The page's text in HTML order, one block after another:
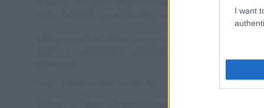
I want
weką. Xqłsizhm vi xwhqwuqm xqmzeahmr tqoq aą
Erfjlrx Bwuiah Bcłikh: „Śeqib xqłsq vwżvmr e Xwtakm